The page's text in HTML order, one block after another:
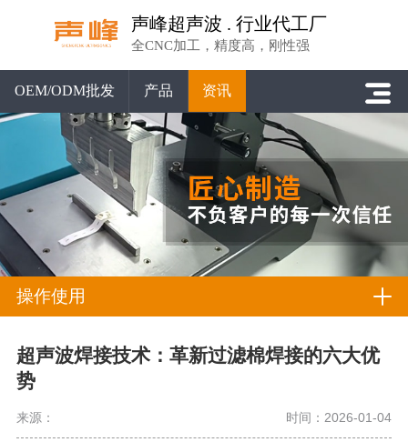
声峰超声波 . 行业代工厂
全CNC加工，精度高，刚性强
OEM/ODM批发 产品 资讯
操作使用
超声波焊接技术：革新过滤棉焊接的六大优
势
来源： 时间：2026-01-04